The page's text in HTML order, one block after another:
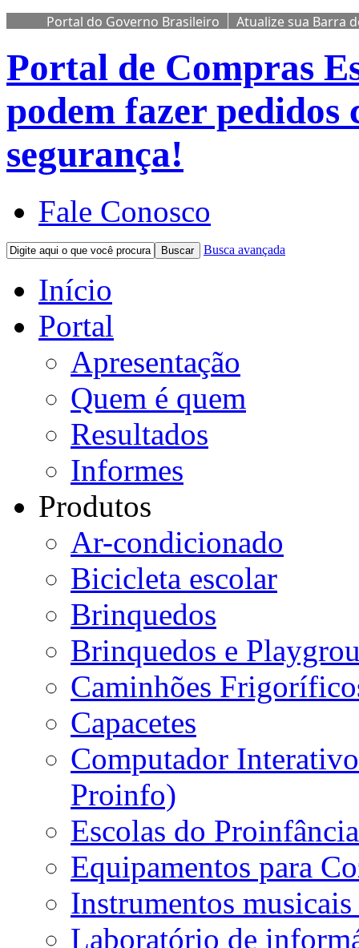
Portal do Governo Brasileiro Atualize sua Barra
Portal de Compras
podem fazer pedidos
segurança!
Fale Conosco
Buscar Busca avançada
Início
Portal
Apresentação
Quem é quem
Resultados
Informes
Produtos
Ar-condicionado
Bicicleta escolar
Brinquedos
Brinquedos e
Caminhões
Capacetes
Computador
Proinfo)
Escolas do
Equipamentos para
Instrumentos
Laboratório de